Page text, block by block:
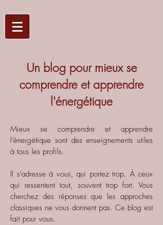
Un blog pour mieux se
comprendre et apprendre
l'énergétique
Mieux se comprendre et apprendre
l’énergétique sont des enseignements utiles
à tous les profils.
Il s’adresse à vous, qui portez trop. À ceux
qui ressentent tout, souvent trop fort. Vous
cherchez des réponses que les approches
classiques ne vous donnent pas. Ce blog est
fait pour vous.